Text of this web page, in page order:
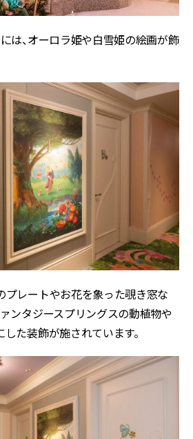
は、オーロラ姫や白雪姫の絵画が飾
プレートやお花を象った覗き窓な
ンタジースプリングスの動植物や
た装飾が施されています。